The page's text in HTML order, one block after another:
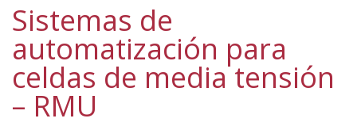
Sistemas de
automatización para
celdas de media tensión
– RMU